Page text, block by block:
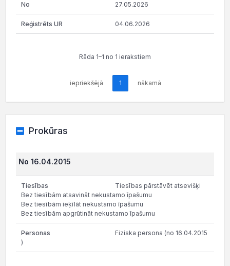
27.05.2026
04.06.2026
Rāda 1–1 no 1 ierakstiem
iepriekšējā 1 nākamā
Prokūras
No 16.04.2015
Tiesības pārstāvēt atsevišķi
Bez tiesībām atsavināt nekustamo īpašumu
Bez tiesībām ieķīlāt nekustamo īpašumu
Bez tiesībām apgrūtināt nekustamo īpašumu
Fiziska persona (no 16.04.2015
)